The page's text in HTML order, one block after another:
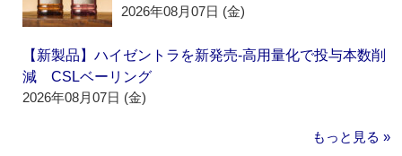
2026年08月07日 (金)
【新製品】ハイゼントラを新発売‐高用量化で投与本数削
減 CSLベーリング
2026年08月07日 (金)
もっと見る »